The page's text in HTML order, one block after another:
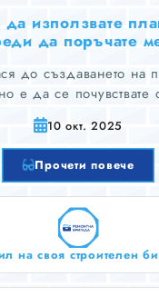
използвате
да поръчате
до създаването на
е да се почувствате
От избора
до избора на
вашата личност, има
преди да
се намесва
10 окт. 2025
Прочети повече